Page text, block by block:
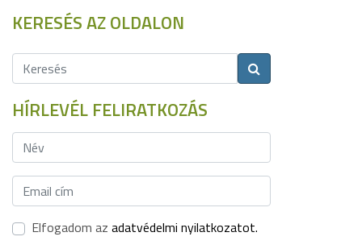
KERESÉS AZ OLDALON
HÍRLEVÉL FELIRATKOZÁS
Elfogadom az adatvédelmi nyilatkozatot.